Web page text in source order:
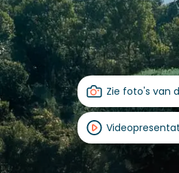
Zie foto's van